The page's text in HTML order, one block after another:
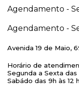
Agendamento -
Agendamento -
Avenida 19 de Maio,
Horário de
Segunda a Sexta das
Sabádo das 9h às 12